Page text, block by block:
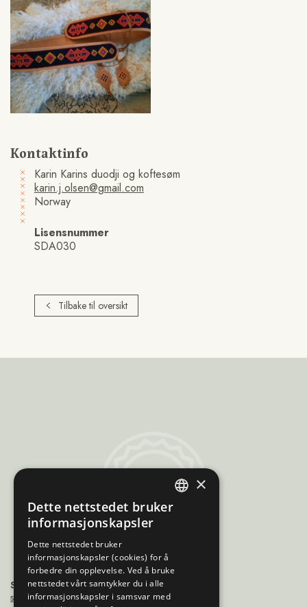
Kontaktinfo
Karin Karins duodji og koftesøm
karin.j.olsen@gmail.com
Norway
Lisensnummer
SDA030
Tilbake til oversikt
Sami
Trademarks
Sámiráđđi
saamicouncil@saamicouncil.net
ENGLISH
FINNISH
×
Dette nettstedet bruker
informasjonskapsler
Dette nettstedet bruker
informasjonskapsler (cookies) for å
forbedre din opplevelse. Ved å bruke
nettstedet vårt samtykker du i alle
informasjonskapsler i samsvar med